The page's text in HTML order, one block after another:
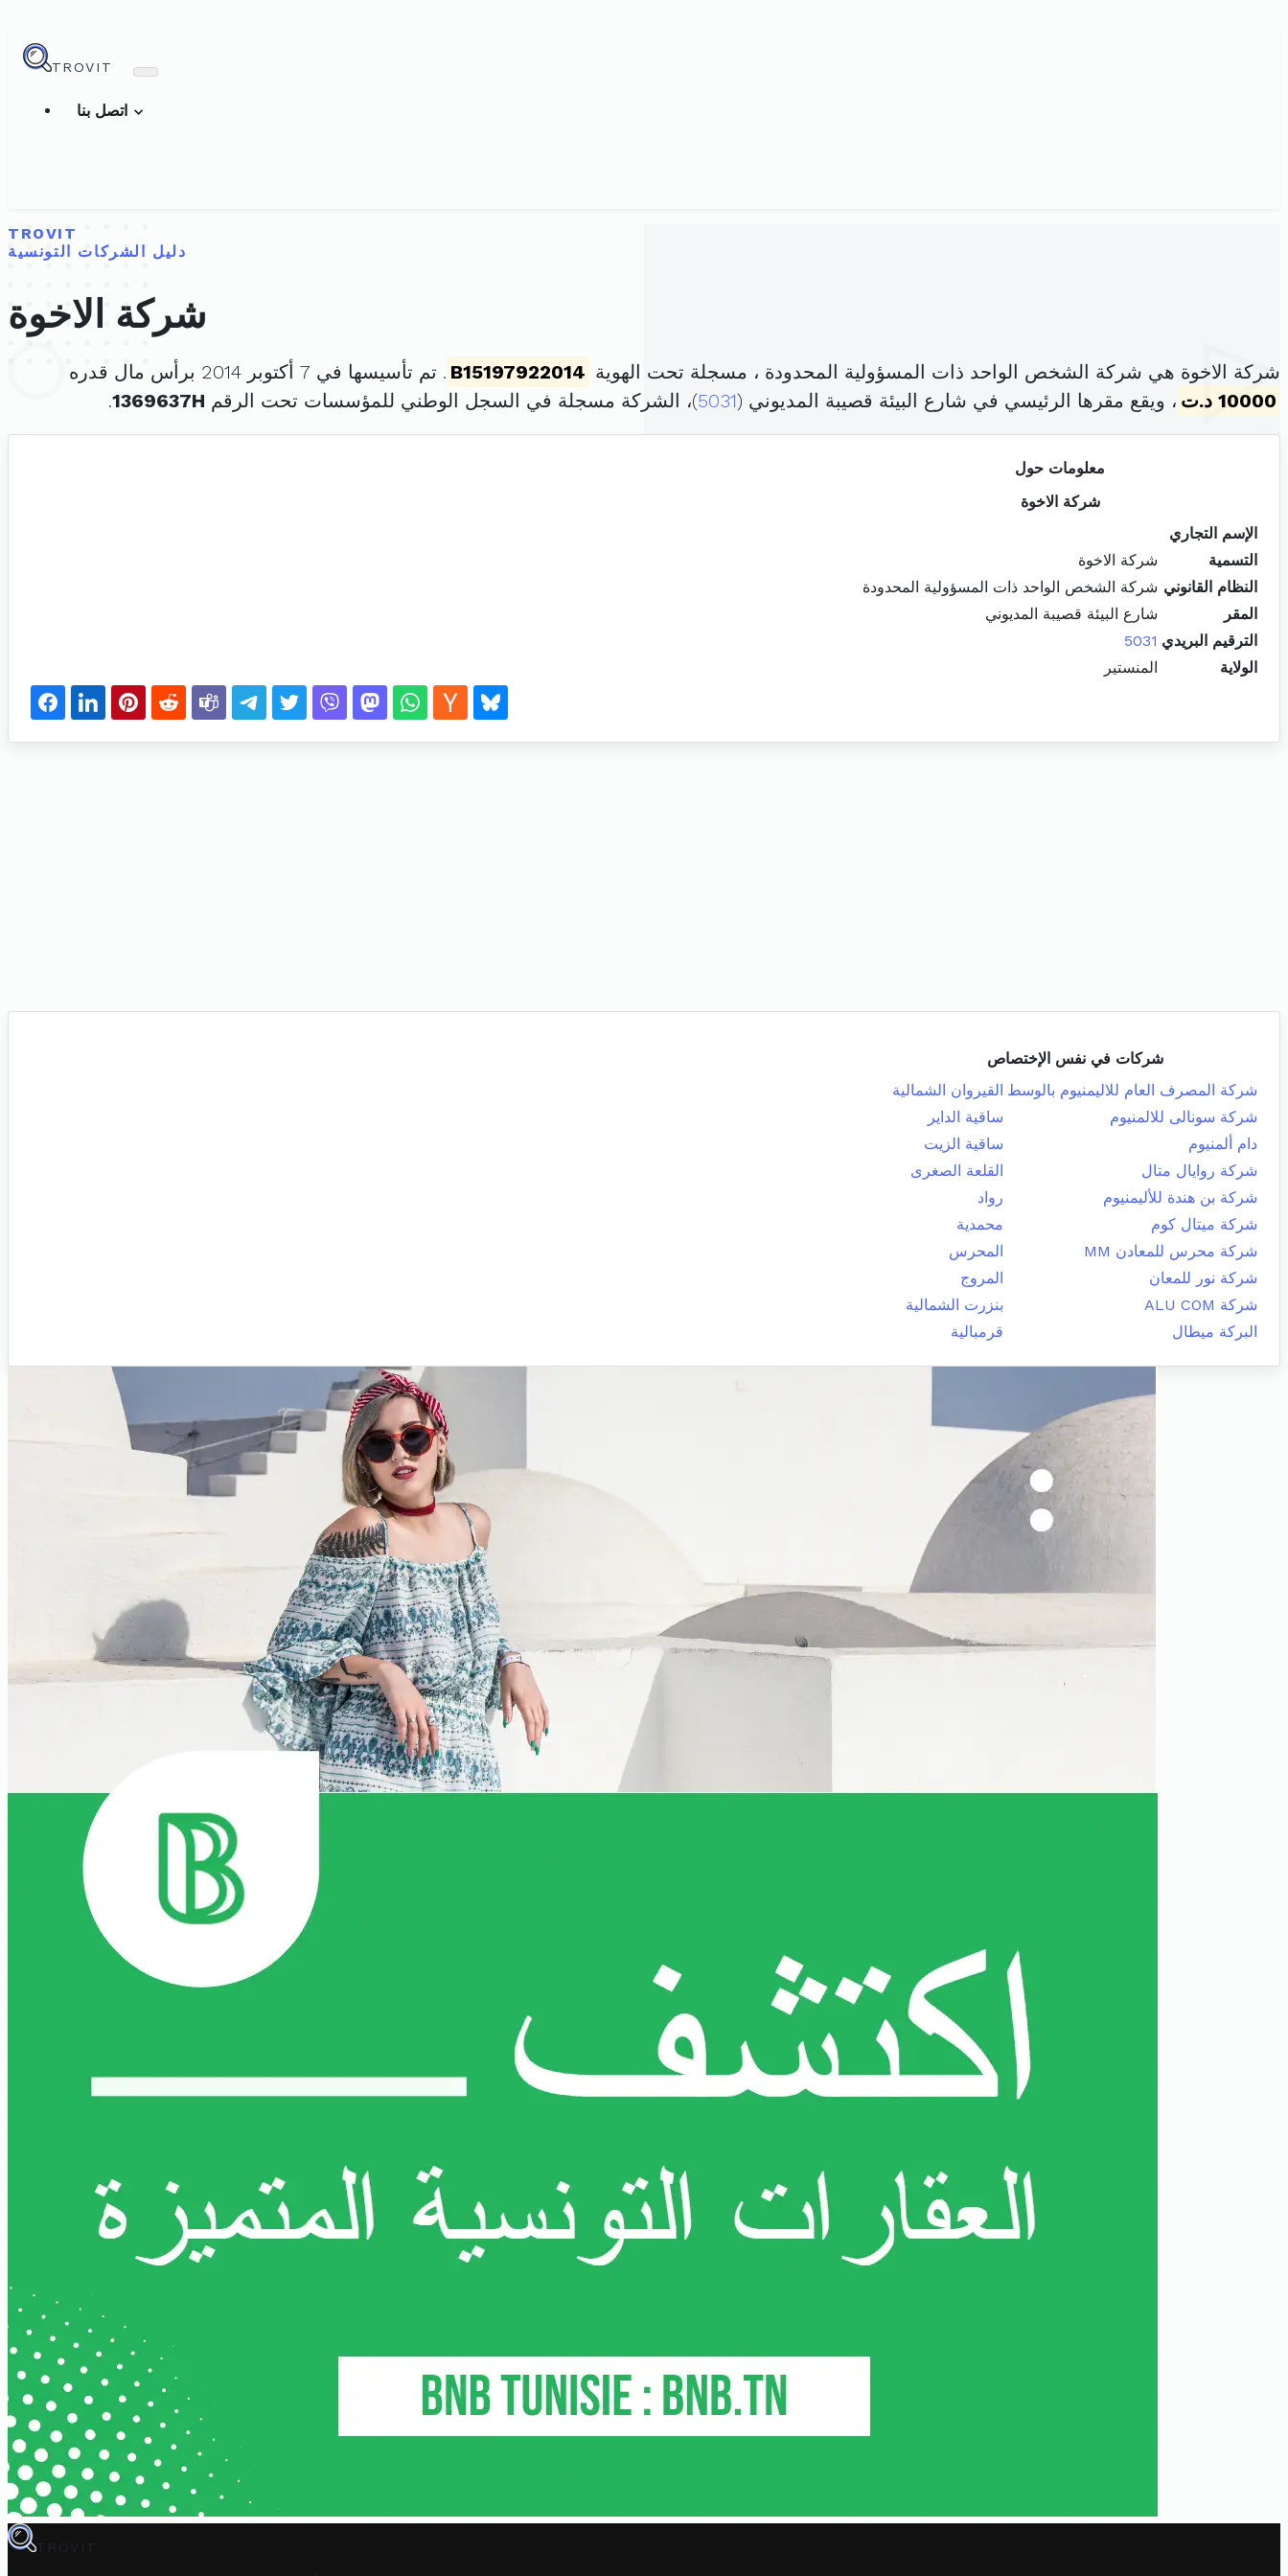
TROVIT
TROVIT
دليل الشركات التونسية
شركة الاخوة
شركة الاخوة هي شركة الشخص الواحد ذات المسؤولية المحدودة ، مسجلة تحت الهوية B15197922014 . تم تأسيسها في 7 أكتوبر 2014 برأس مال قدره
10000 د.ت
، ويقع مقرها الرئيسي في شارع البيئة قصيبة المديوني (5031)، الشركة مسجلة في السجل الوطني للمؤسسات تحت الرقم 1369637H
.
معلومات حول
شركة الاخوة
الإسم التجاري
التسمية
شركة الاخوة
النظام القانوني شركة الشخص الواحد ذات المسؤولية المحدودة
المقر
شارع البيئة قصيبة المديوني
الترقيم البريدي 5031
الولاية
المنستير
شركات في نفس الإختصاص
شركة المصرف العام للاليمنيوم بالوسط القيروان الشمالية
شركة سونالى للالمنيوم
ساقية الداير
دام ألمنيوم
ساقية الزيت
شركة روايال متال
القلعة الصغرى
شركة بن هندة للأليمنيوم
رواد
شركة ميتال كوم
محمدية
شركة محرس للمعادن MM
المحرس
شركة نور للمعان
المروج
شركة ALU COM
بنزرت الشمالية
البركة ميطال
قرمبالية
TROVIT